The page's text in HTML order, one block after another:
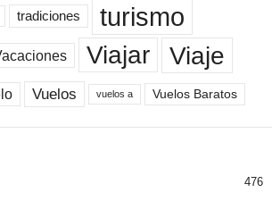
tradiciones turismo
Viajar Viaje
Vuelos vuelos a Vuelos Baratos
476